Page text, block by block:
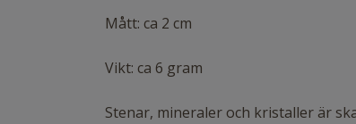
Mått: ca 2 cm
Vikt: ca 6 gram
Stenar, mineraler och kristaller är